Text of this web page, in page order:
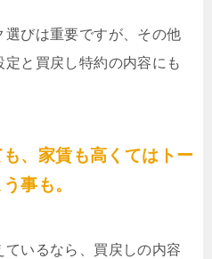
びは重要ですが、その他
と買戻し特約の内容にも
、家賃も高くてはトー
事も。
ているなら、買戻しの内容